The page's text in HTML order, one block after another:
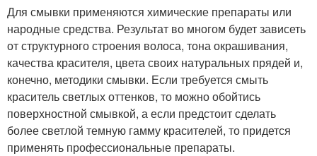
Для смывки применяются химические препараты или
народные средства. Результат во многом будет зависеть
от структурного строения волоса, тона окрашивания,
качества красителя, цвета своих натуральных прядей и,
конечно, методики смывки. Если требуется смыть
краситель светлых оттенков, то можно обойтись
поверхностной смывкой, а если предстоит сделать
более светлой темную гамму красителей, то придется
применять профессиональные препараты.